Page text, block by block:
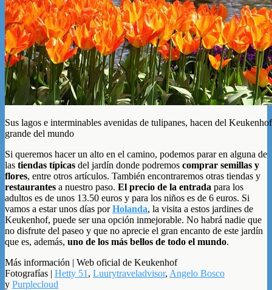
Sus lagos e interminables avenidas de tulipanes, hacen del
grande del mundo
Si queremos hacer un alto en el camino, podemos parar en alguna de
las tiendas típicas del jardín donde podremos comprar semillas y
flores, entre otros artículos. También encontraremos otras tiendas y
restaurantes a nuestro paso. El precio de la entrada para los
adultos es de unos 13.50 euros y para los niños es de 6 euros. Si
vamos a estar unos días porHolanda, la visita a estos jardines de
Keukenhof, puede ser una opción inmejorable. No habrá nadie que
no disfrute del paseo y que no aprecie el gran encanto de este jardín
que es, además, uno de los más bellos de todo el mundo.
Más información | Web oficial de Keukenhof
Fotografías | Hetty 51 , Luurytraveladvisor, Angelo Bosco
y Purplecloud